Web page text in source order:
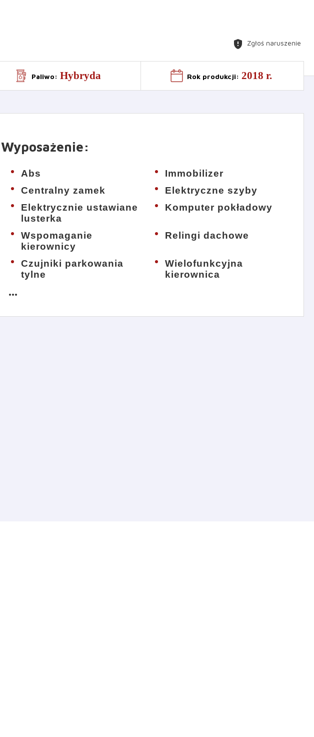
gpp_maybe Zgłoś naruszenie
Paliwo: Hybryda Rok produkcji: 2018 r.
Wyposażenie:
Abs
Immobilizer
Centralny zamek
Elektryczne szyby
Elektrycznie ustawiane
lusterka
Komputer pokładowy
Wspomaganie
kierownicy
Relingi dachowe
Czujniki parkowania
tylne
Wielofunkcyjna
kierownica
more_horiz